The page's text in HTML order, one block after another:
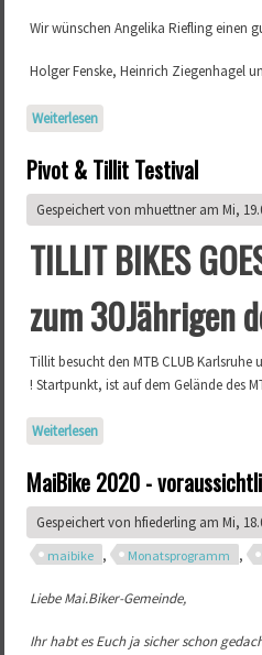
Wir wünschen Angelika Riefling einen
Holger Fenske, Heinrich Ziegenhagel
Weiterlesen
Pivot & Tillit Testival
Gespeichert von mhuettneram Mi,
TILLIT BIKES
zum 30Jährigen
Tillit besucht den MTB CLUB Karlsruhe
! Startpunkt, ist auf dem Gelände des
Weiterlesen
MaiBike 2020 -
Gespeichert von hfiederling am Mi,
maibike , Monatsprogramm ,
Liebe Mai.Biker-Gemeinde,
Ihr habt es Euch ja sicher schon